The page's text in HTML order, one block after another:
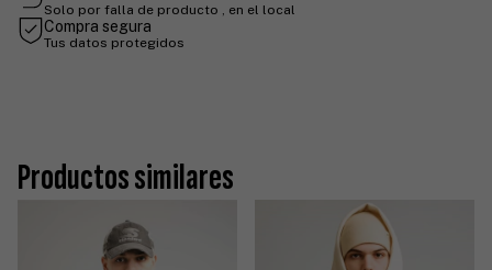
Solo por falla de producto , en el local
Compra segura
Tus datos protegidos
Productos similares